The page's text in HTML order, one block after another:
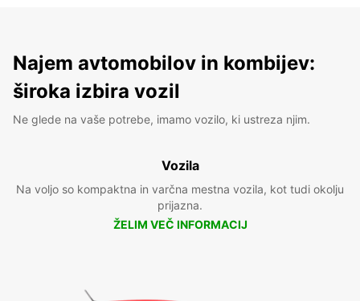
Najem avtomobilov in kombijev:
široka izbira vozil
Ne glede na vaše potrebe, imamo vozilo, ki ustreza njim.
Vozila
Na voljo so kompaktna in varčna mestna vozila, kot tudi okolju
prijazna.
ŽELIM VEČ INFORMACIJ